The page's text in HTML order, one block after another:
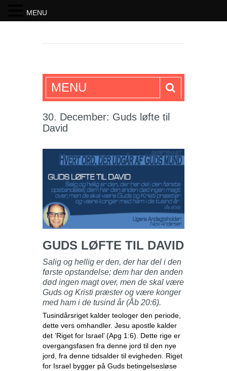
SKRIFTEN
MENU
30. December: Guds løfte til
David
GUDS LØFTE TIL DAVID
Salig og hellig er den, der har del i den
første opstandelse; dem har den anden
død ingen magt over, men de skal være
Guds og Kristi præster og være konger
med ham i de tusind år (Åb 20:6).
Tusindårsriget kalder teologer den periode,
dette vers omhandler. Jesu apostle kalder
det ’Riget for Israel’ (Apg 1:6). Dette rige er
overgangsfasen fra denne jord til den nye
jord, fra denne tidsalder til evigheden. Riget
for Israel bygger på Guds betingelsesløse
MENU